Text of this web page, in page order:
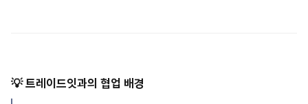
💡 트레이드잇과의 협업 배경